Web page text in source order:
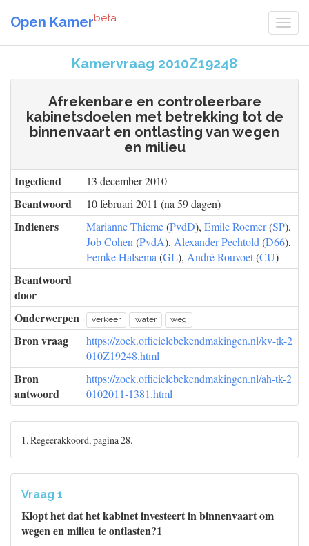
Open Kamerbeta
Kamervraag 2010Z19248
Afrekenbare en controleerbare
kabinetsdoelen met betrekking tot de
binnenvaart en ontlasting van wegen
en milieu
Ingediend 13 december 2010
Beantwoord 10 februari 2011 (na 59 dagen)
Indieners Marianne Thieme(PvdD), Emile Roemer(SP),
Job Cohen (PvdA), Alexander Pechtold (D66),
Femke Halsema (GL), André Rouvoet(CU)
Beantwoord
door
Onderwerpen
verkeer water weg
Bron vraag
https://zoek.officielebekendmakingen.nl/kv-tk-2
010Z19248.html
Bron
antwoord
https://zoek.officielebekendmakingen.nl/ah-tk-2
0102011-1381.html
1. Regeerakkoord, pagina 28.
Vraag 1
Klopt het dat het kabinet investeert in binnenvaart om
wegen en milieu te ontlasten?1